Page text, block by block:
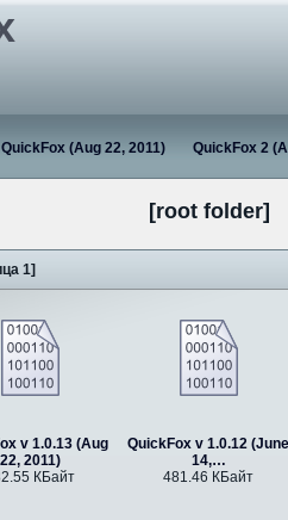
QuickFox (Aug 22, 2011) QuickFox 2
[root folder]
1]
v 1.0.13 (Aug
22, 2011)
КБайт
QuickFox v 1.0.12
14,…
481.46 КБайт